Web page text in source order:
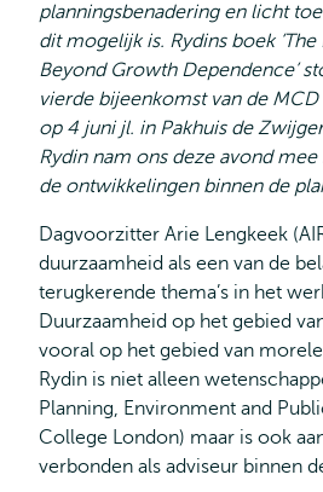
planningsbenadering en licht
dit mogelijk is. Rydins boek
Beyond Growth Dependence’
vierde bijeenkomst van de MCD
op 4 juni jl. in Pakhuis de
Rydin nam ons deze avond
de ontwikkelingen binnen de
Dagvoorzitter Arie Lengkeek
duurzaamheid als een van de
terugkerende thema’s in het
Duurzaamheid op het gebied
vooral op het gebied van
Rydin is niet alleen
Planning, Environment and
College London) maar is ook
verbonden als adviseur binnen